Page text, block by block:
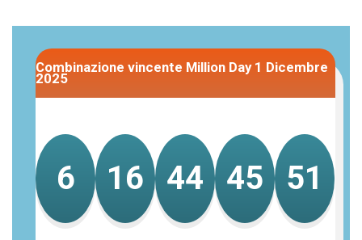
Combinazione vincente Million Day 1 Dicembre
2025
6 16 44 45 51